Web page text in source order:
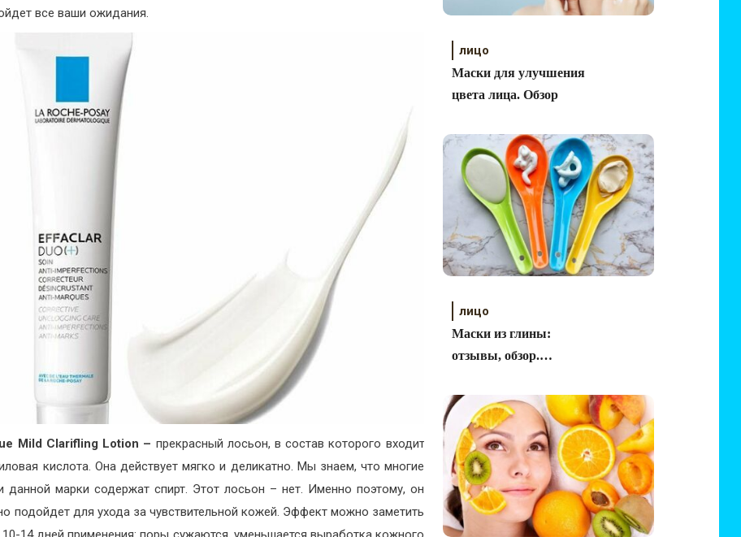
все ваши ожидания.
Mild Clarifling Lotion – прекрасный лосьон, в состав которого входит
кислота. Она действует мягко и деликатно. Мы знаем, что многие
данной марки содержат спирт. Этот лосьон – нет. Именно поэтому, он
подойдет для ухода за чувствительной кожей. Эффект можно заметить
лицо
Маски для улучшения
цвета лица. Обзор
лицо
Маски из глины:
отзывы, обзор.